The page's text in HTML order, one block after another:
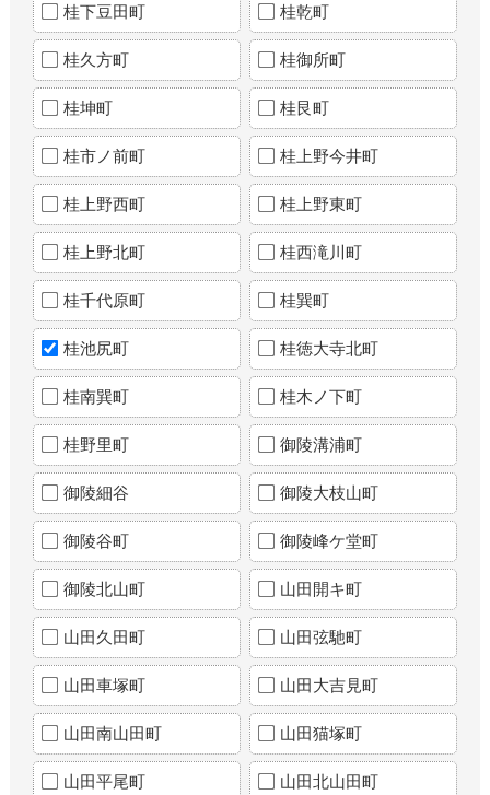
桂下豆田町 桂乾町
桂久方町 桂御所町
桂坤町 桂艮町
桂市ノ前町 桂上野今井町
桂上野西町 桂上野東町
桂上野北町 桂西滝川町
桂千代原町 桂巽町
桂池尻町 桂徳大寺北町
桂南巽町 桂木ノ下町
桂野里町 御陵溝浦町
御陵細谷 御陵大枝山町
御陵谷町 御陵峰ケ堂町
御陵北山町 山田開キ町
山田久田町 山田弦馳町
山田車塚町 山田大吉見町
山田南山田町 山田猫塚町
山田平尾町 山田北山田町